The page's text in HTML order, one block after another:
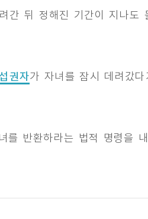
뒤 정해진 기간이 지나도
권자가 자녀를 잠시 데려갔
반환하라는 법적 명령을